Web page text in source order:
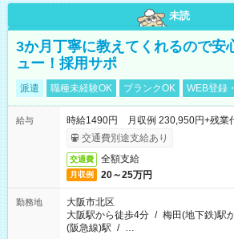
未読
3か月丁寧に教えてくれるので安
ュー！採用サポ
派遣 職種未経験OK ブランクOK WEB登録
給与
時給1490円 月収例 230,950円+残業
交通費別途支給あり
交通費 全額支給
月収例 20～25万円
勤務地
大阪市北区
大阪駅から徒歩4分 / 梅田(地下鉄)駅
(阪急線)駅 / …